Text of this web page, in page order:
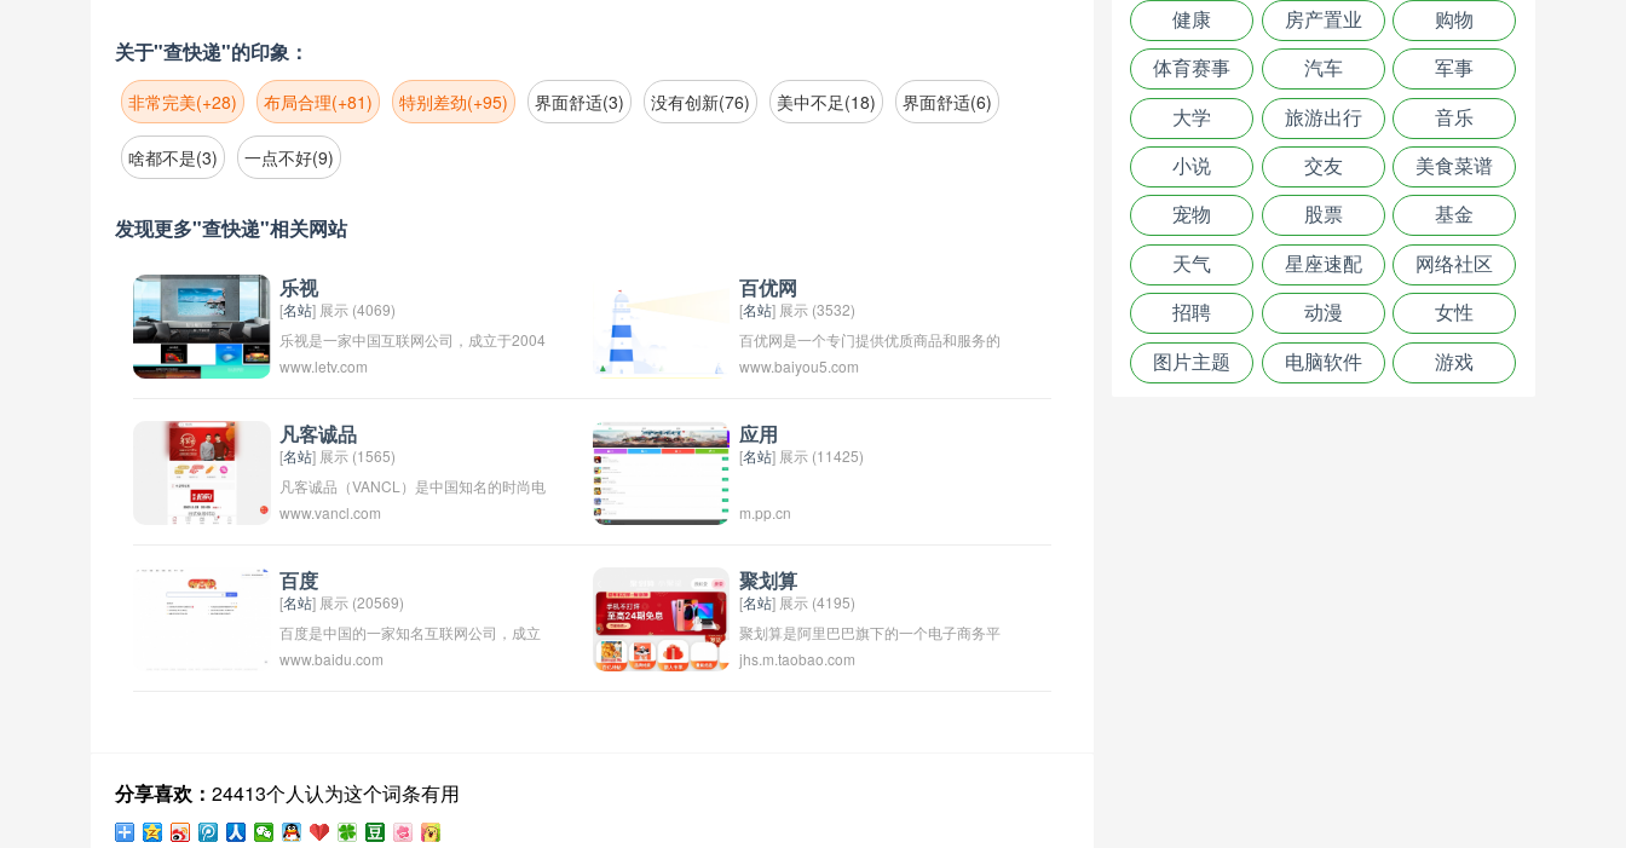
关于"查快递"的印象：
非常完美(+28) 布局合理(+81) 特别差劲(+95) 界面舒适(3) 没有创新(76) 美中不足(18) 界面舒适(6)
啥都不是(3) 一点不好(9)
发现更多"查快递"相关网站
乐视
[名站] 展示 (4069)
乐视是一家中国互联网公司，成立于2004
年，总部位于北京。乐视旗下涵盖了电
一家综合性的科技公司。乐视曾被称为中
国的Netflix，也是中国最大的在线视频提供
商之一。不过，乐视在近年来也面临了财
务困境和经营困难，公司的发展一度受到
www.letv.com
百优网
[名站] 展示 (3532)
百优网是一个专门提供优质商品和服务的
电子商务平台，致力于为消费者提供高品
广泛的商品种类，涵盖服装、家居用品、
数码产品、美食等多个领域，深受消费者
便快捷地购买到他们需要的产品，享受便
www.baiyou5.com
凡客诚品
[名站] 展示 (1565)
凡客诚品（VANCL）是中国知名的时尚电
子商务品牌，成立于2007年，总部位于中
之一，提供服装、鞋子、配饰等各种时尚
产品。凡客诚品致力于为消费者提供高品
质、时尚的产品，同时注重用户体验和服
务。它的网站和移动应用程序已经成为中
www.vancl.com
应用
[名站] 展示 (11425)
m.pp.cn
百度
[名站] 展示 (20569)
百度是中国的一家知名互联网公司，成立
于2000年。其主要业务包括搜索引擎、云
北京，旗下还拥有多个子公司和业务部
www.baidu.com
聚划算
[名站] 展示 (4195)
聚划算是阿里巴巴旗下的一个电子商务平
台，专门提供团购优惠活动和限时折扣。
jhs.m.taobao.com
分享喜欢： 24413个人认为这个词条有用
健康 房产置业 购物
体育赛事 汽车 军事
大学 旅游出行 音乐
小说 交友 美食菜谱
宠物 股票 基金
天气 星座速配 网络社区
招聘 动漫 女性
图片主题 电脑软件 游戏